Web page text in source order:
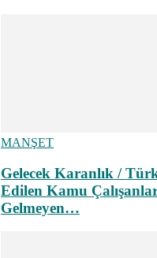
MANŞET
Gelecek Karanlık /
Edilen Kamu
Gelmeyen…